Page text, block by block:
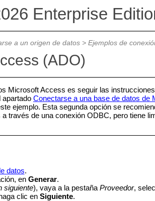
Enterprise
a un origen de datos> Ejemplos de
(ADO)
Microsoft Access es seguir las
apartado Conectarse a una base de datos de
ejemplo. Esta segunda opción se
través de una conexión ODBC, pero tiene
datos.
en Generar.
siguiente), vaya a la pestaña Proveedor,
clic en Siguiente.